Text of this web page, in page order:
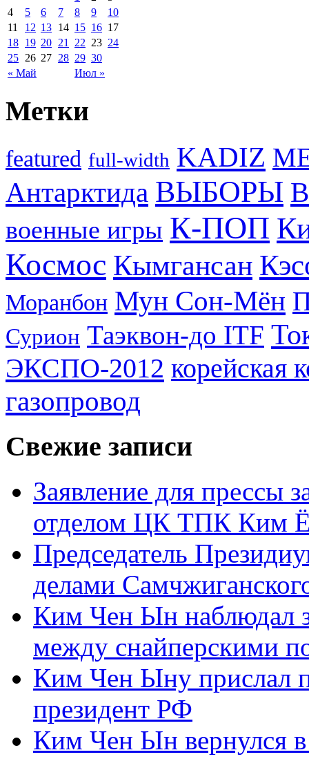
« Май Июл »
4
5 6 7 8 9
10
11
12 13 14 15 16 17
18 19 20 21 22 23 24
25 26 27 28 29 30
Метки
featured full-width KADIZ
Антарктида ВЫБОРЫ
военные игры К-ПОП
Космос Кымгансан
Моранбон Мун Сон-Мён
Сурион Таэквон-до ITF
ЭКСПО-2012 корейская
газопровод
Свежие записи
Заявление для прессы
отделом ЦК ТПК Ким
Председатель
делами
Ким Чен Ын наблюдал
между снайперскими
Ким Чен Ыну прислал
президент РФ
Ким Чен Ын вернулся